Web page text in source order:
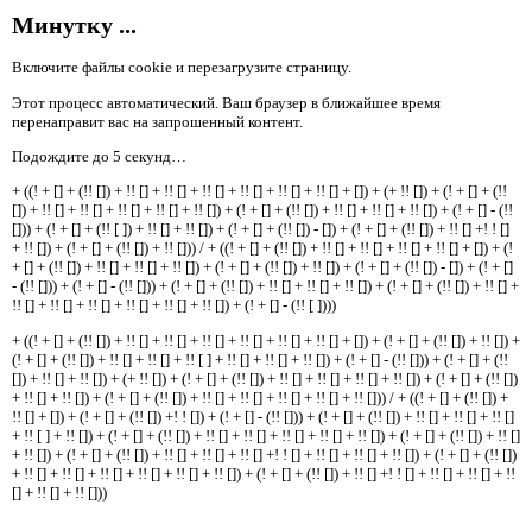
Минутку ...
Включите файлы cookie и перезагрузите страницу.
Этот процесс автоматический. Ваш браузер в ближайшее время
перенаправит вас на запрошенный контент.
Подождите до 5 секунд…
+ ((! + [] + (!! []) + !! [] + !! [] + !! [] + !! [] + !! [] + !! [] + []) + (+ !! []) + (! + [] + (!!
[]) + !! [] + !! [] + !! [] + !! [] + !! []) + (! + [] + (!! []) + !! [] + !! [] + !! []) + (! + [] - (!!
[])) + (! + [] + (!! [ ]) + !! [] + !! []) + (! + [] + (!! []) - []) + (! + [] + (!! []) + !! [] +! ! []
+ !! []) + (! + [] + (!! []) + !! [])) / + ((! + [] + (!! []) + !! [] + !! [] + !! [] + !! [] + []) + (!
+ [] + (!! []) + !! [] + !! [] + !! []) + (! + [] + (!! []) + !! []) + (! + [] + (!! []) - []) + (! + []
- (!! [])) + (! + [] - (!! [])) + (! + [] + (!! []) + !! [] + !! [] + !! []) + (! + [] + (!! []) + !! [] +
!! [] + !! [] + !! [] + !! [] + !! [] + !! []) + (! + [] - (!! [ ])))
+ ((! + [] + (!! []) + !! [] + !! [] + !! [] + !! [] + !! [] + !! [] + []) + (! + [] + (!! []) + !! []) +
(! + [] + (!! []) + !! [] + !! [] + !! [ ] + !! [] + !! [] + !! []) + (! + [] - (!! [])) + (! + [] + (!!
[]) + !! [] + !! []) + (+ !! []) + (! + [] + (!! []) + !! [] + !! [] + !! [] + !! []) + (! + [] + (!! [])
+ !! [] + !! []) + (! + [] + (!! []) + !! [] + !! [] + !! [] + !! [] + !! [])) / + ((! + [] + (!! []) +
!! [] + []) + (! + [] + (!! []) +! ! []) + (! + [] - (!! [])) + (! + [] + (!! []) + !! [] + !! [] + !! []
+ !! [ ] + !! []) + (! + [] + (!! []) + !! [] + !! [] + !! [] + !! [] + !! []) + (! + [] + (!! []) + !! []
+ !! []) + (! + [] + (!! []) + !! [] + !! [] + !! [] +! ! [] + !! [] + !! [] + !! []) + (! + [] + (!! [])
+ !! [] + !! [] + !! [] + !! [] + !! [] + !! []) + (! + [] + (!! []) + !! [] +! ! [] + !! [] + !! [] + !!
[] + !! [] + !! []))